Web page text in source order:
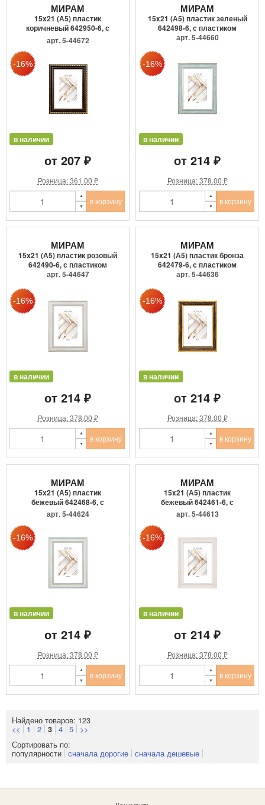
МИРАМ
15x21 (А5) пластик
коричневый 642950-6, с
пласти...
арт. 5-44672
в наличии
от 207 ₽
Розница: 361.00 ₽
в корзину
МИРАМ
15x21 (А5) пластик зеленый
642498-6, с пластиком
арт. 5-44660
в наличии
от 214 ₽
Розница: 378.00 ₽
в корзину
МИРАМ
15x21 (А5) пластик розовый
642490-6, с пластиком
арт. 5-44647
в наличии
от 214 ₽
Розница: 378.00 ₽
в корзину
МИРАМ
15x21 (А5) пластик бронза
642479-6, с пластиком
арт. 5-44636
в наличии
от 214 ₽
Розница: 378.00 ₽
в корзину
МИРАМ
15x21 (А5) пластик
бежевый 642468-6, с
пластиком
арт. 5-44624
в наличии
от 214 ₽
Розница: 378.00 ₽
в корзину
МИРАМ
15x21 (А5) пластик
бежевый 642461-6, с
пластиком
арт. 5-44613
в наличии
от 214 ₽
Розница: 378.00 ₽
в корзину
Найдено товаров: 123
<< 1 2 3 4 5
>>
Сортировать по:
популярности сначала дорогие сначала дешевые